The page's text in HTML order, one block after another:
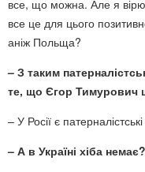
все, що можна. Але я
все це для цього
аніж Польща?
– З таким
те, що Єгор Тимурович
– У Росії є
– А в Україні хіба немає?